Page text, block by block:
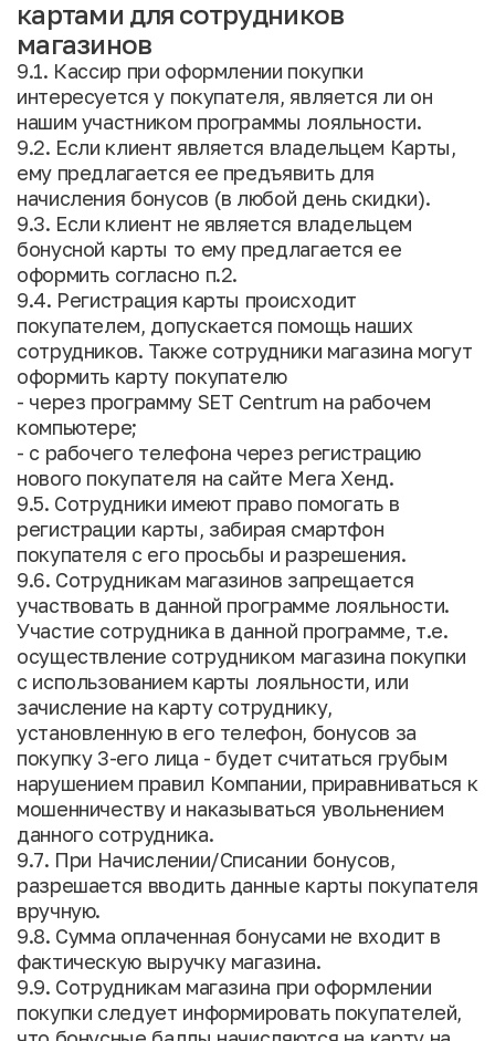
картами для сотрудников
магазинов
9.1. Кассир при оформлении покупки
интересуется у покупателя, является ли он
нашим участником программы лояльности.
9.2. Если клиент является владельцем Карты,
ему предлагается ее предъявить для
начисления бонусов (в любой день скидки).
9.3. Если клиент не является владельцем
бонусной карты то ему предлагается ее
оформить согласно п.2.
9.4. Регистрация карты происходит
покупателем, допускается помощь наших
сотрудников. Также сотрудники магазина могут
оформить карту покупателю
- через программу SET Centrum на рабочем
компьютере;
- с рабочего телефона через регистрацию
нового покупателя на сайте Мега Хенд.
9.5. Сотрудники имеют право помогать в
регистрации карты, забирая смартфон
покупателя с его просьбы и разрешения.
9.6. Сотрудникам магазинов запрещается
участвовать в данной программе лояльности.
Участие сотрудника в данной программе, т.е.
осуществление сотрудником магазина покупки
с использованием карты лояльности, или
зачисление на карту сотруднику,
установленную в его телефон, бонусов за
покупку 3-его лица - будет считаться грубым
нарушением правил Компании, приравниваться к
мошенничеству и наказываться увольнением
данного сотрудника.
9.7. При Начислении/Списании бонусов,
разрешается вводить данные карты покупателя
вручную.
9.8. Сумма оплаченная бонусами не входит в
фактическую выручку магазина.
9.9. Сотрудникам магазина при оформлении
покупки следует информировать покупателей,